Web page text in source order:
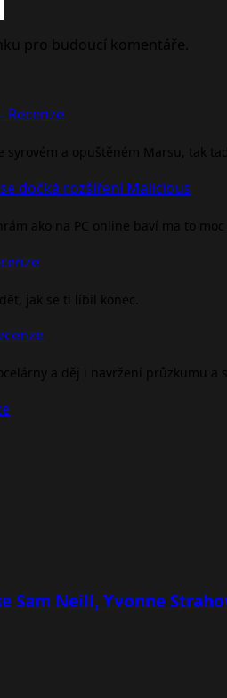
pro budoucí komentáře.
Recenze
a opuštěném Marsu, tak
dočká rozšíření Malicious
ako na PC online baví ma to moc
jak se ti líbil konec.
a děj i navržení průzkumu a
Sam Neill, Yvonne